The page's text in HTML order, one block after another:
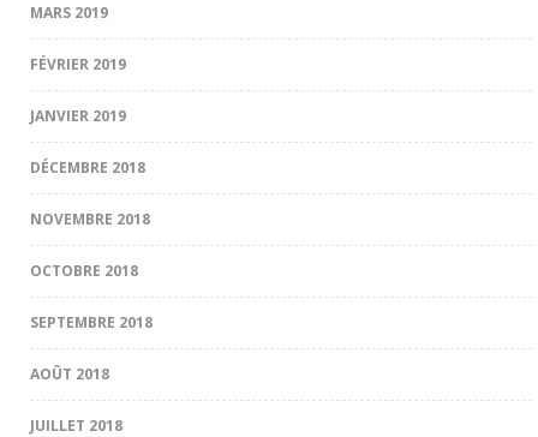
MARS 2019
FÉVRIER 2019
JANVIER 2019
DÉCEMBRE 2018
NOVEMBRE 2018
OCTOBRE 2018
SEPTEMBRE 2018
AOÛT 2018
JUILLET 2018